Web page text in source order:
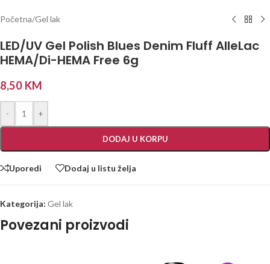
Početna/Gel lak
LED/UV Gel Polish Blues Denim Fluff AlleLac
HEMA/Di-HEMA Free 6g
8,50 KM
- +
DODAJ U KORPU
Uporedi Dodaj u listu želja
Kategorija: Gel lak
Povezani proizvodi